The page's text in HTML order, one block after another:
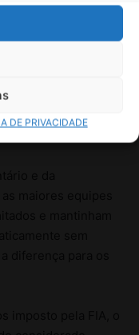
DE PRIVACIDADE